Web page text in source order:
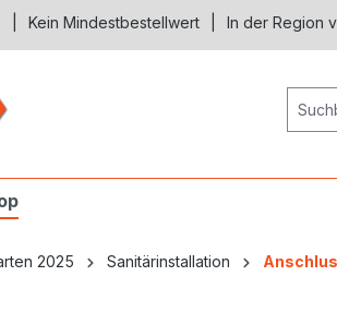
springen
Kein Mindestbestellwert In der Region
2025 Sanitärinstallation